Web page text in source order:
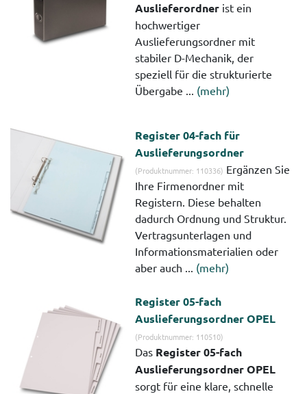
Auslieferordner ist ein
hochwertiger
Auslieferungsordner mit
stabiler D-Mechanik, der
speziell für die strukturierte
Übergabe ... (mehr)
Register 04-fach für
Auslieferungsordner
(Produktnummer: 110336) Ergänzen Sie
Ihre Firmenordner mit
Registern. Diese behalten
dadurch Ordnung und Struktur.
Vertragsunterlagen und
Informationsmaterialien oder
aber auch ... (mehr)
Register 05-fach
Auslieferungsordner OPEL
(Produktnummer: 110510)
Das Register 05-fach
Auslieferungsordner OPEL
sorgt für eine klare, schnelle